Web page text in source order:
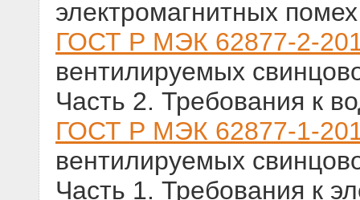
электромагнитных помех
ГОСТ Р МЭК 62877-2-
вентилируемых
Часть 2. Требования к
ГОСТ Р МЭК 62877-1-
вентилируемых
Часть 1. Требования к